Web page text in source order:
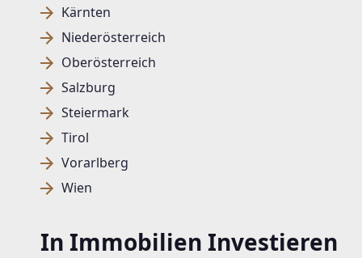
Kärnten
Niederösterreich
Oberösterreich
Salzburg
Steiermark
Tirol
Vorarlberg
Wien
In Immobilien Investieren